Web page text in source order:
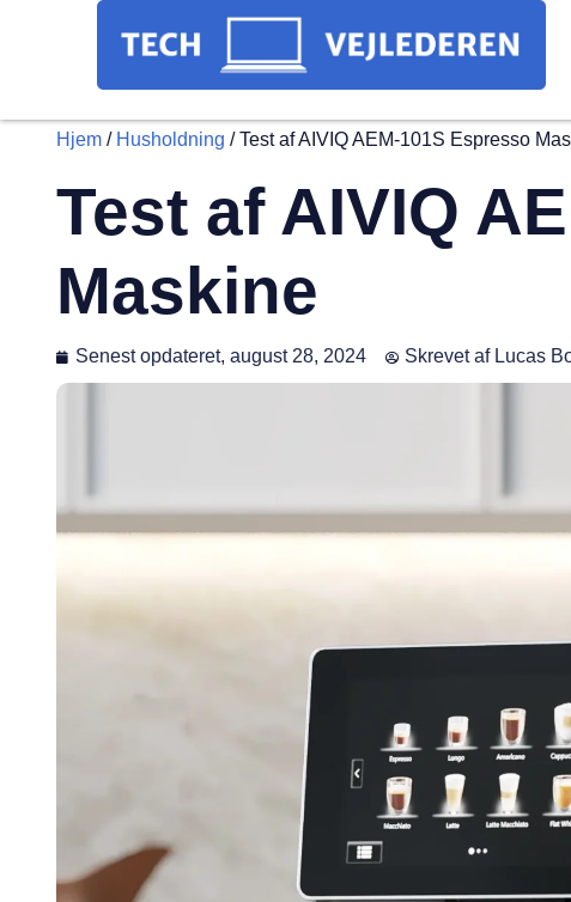
Hjem / Husholdning /Test af AIVIQ AEM-101S Espresso
Test af AIVIQ
Maskine
Senest opdateret, august 28, 2024 Skrevet afLucas